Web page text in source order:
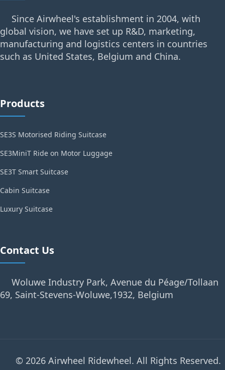
Since Airwheel's establishment in 2004, with
global vision, we have set up R&D, marketing,
manufacturing and logistics centers in countries
such as United States, Belgium and China.
Products
SE3S Motorised Riding Suitcase
SE3MiniT Ride on Motor Luggage
SE3T Smart Suitcase
Cabin Suitcase
Luxury Suitcase
Contact Us
Woluwe Industry Park, Avenue du Péage/Tollaan
69, Saint-Stevens-Woluwe,1932, Belgium
© 2026 Airwheel Ridewheel. All Rights Reserved.